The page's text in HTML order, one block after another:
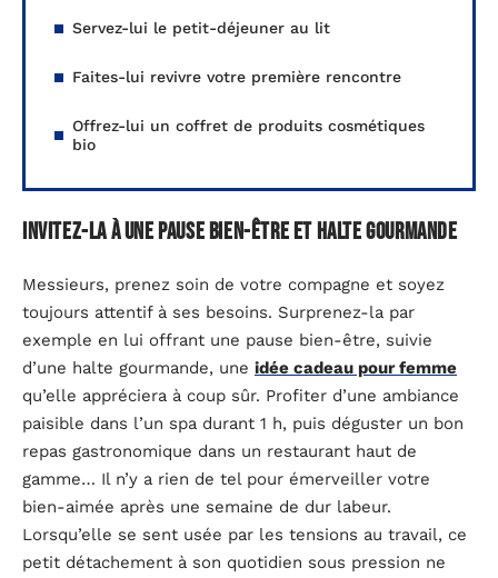
Servez-lui le petit-déjeuner au lit
Faites-lui revivre votre première rencontre
Offrez-lui un coffret de produits cosmétiques
bio
Invitez-la à une pause bien-être et halte gourmande
Messieurs, prenez soin de votre compagne et soyez
toujours attentif à ses besoins. Surprenez-la par
exemple en lui offrant une pause bien-être, suivie
d’une halte gourmande, une idée cadeau pour femme
qu’elle appréciera à coup sûr. Profiter d’une ambiance
paisible dans l’un spa durant 1 h, puis déguster un bon
repas gastronomique dans un restaurant haut de
gamme… Il n’y a rien de tel pour émerveiller votre
bien-aimée après une semaine de dur labeur.
Lorsqu’elle se sent usée par les tensions au travail, ce
petit détachement à son quotidien sous pression ne